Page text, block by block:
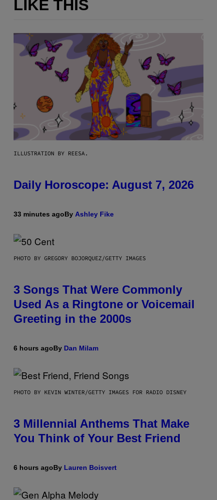
LIKE THIS
ILLUSTRATION BY REESA.
Daily Horoscope: August 7, 2026
33 minutes agoBy Ashley Fike
PHOTO BY GREGORY BOJORQUEZ/GETTY IMAGES
3 Songs That Were Commonly
Used As a Ringtone or Voicemail
Greeting in the 2000s
6 hours agoBy Dan Milam
PHOTO BY KEVIN WINTER/GETTY IMAGES FOR RADIO DISNEY
3 Millennial Anthems That Make
You Think of Your Best Friend
6 hours agoBy Lauren Boisvert